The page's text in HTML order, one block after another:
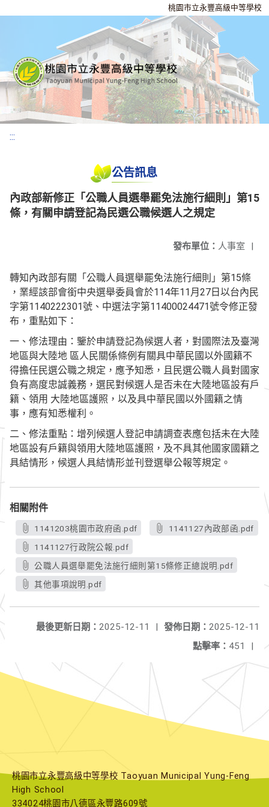
桃園市立永豐高級中等學校
:::
公告訊息
內政部新修正「公職人員選舉罷免法施行細則」第15
條，有關申請登記為民選公職候選人之規定
發布單位： 人事室 |
轉知內政部有關「公職人員選舉罷免法施行細則」第15條
，業經該部會銜中央選舉委員會於114年11月27日以台內民
字第1140222301號、中選法字第11400024471號令修正發
布，重點如下：
一、修法理由：鑒於申請登記為候選人者，對國際法及臺灣
地區與大陸地 區人民關係條例有關具中華民國以外國籍不
得擔任民選公職之規定，應予知悉，且民選公職人員對國家
負有高度忠誠義務，選民對候選人是否未在大陸地區設有戶
籍、領用 大陸地區護照，以及具中華民國以外國籍之情
事，應有知悉權利。
二、修法重點：增列候選人登記申請調查表應包括未在大陸
地區設有戶籍與領用大陸地區護照，及不具其他國家國籍之
具結情形，候選人具結情形並刊登選舉公報等規定。
相關附件
1141203桃園市政府函.pdf
1141127內政部函.pdf
1141127行政院公報.pdf
公職人員選舉罷免法施行細則第15條修正總說明.pdf
其他事項說明.pdf
發佈日期： 2025-12-11
最後更新日期： 2025-12-11
|
點擊率： 451 |
桃園市立永豐高級中等學校 Taoyuan Municipal Yung-Feng
High School
334024桃園市八德區永豐路609號